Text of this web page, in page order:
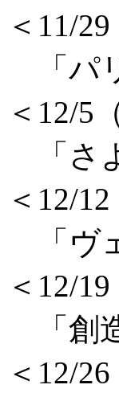
＜11/
「パ
＜12/5
「さ
＜12/
「ヴ
＜12/
「創
＜12/